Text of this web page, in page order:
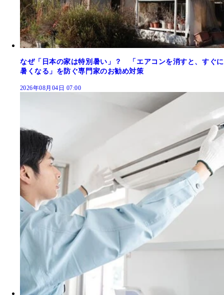
なぜ「日本の家は特別暑い」？ 「エアコンを消すと、すぐに
暑くなる」を防ぐ専門家のお勧め対策
2026年08月04日 07:00